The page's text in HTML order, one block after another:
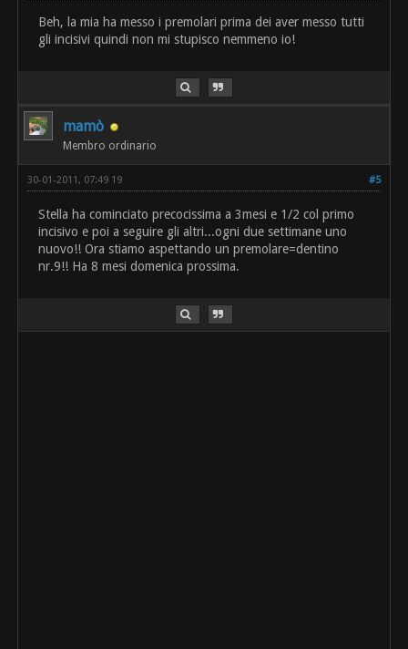
Beh, la mia ha messo i premolari prima dei aver messo tutti
gli incisivi quindi non mi stupisco nemmeno io!
mamò
Membro ordinario
#5
30-01-2011, 07:49 19
Stella ha cominciato precocissima a 3mesi e 1/2 col primo
incisivo e poi a seguire gli altri...ogni due settimane uno
nuovo!! Ora stiamo aspettando un premolare=dentino
nr.9!! Ha 8 mesi domenica prossima.